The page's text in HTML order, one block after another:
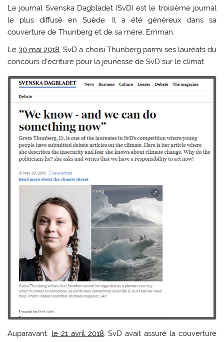
Le journal Svenska Dagbladet (SvD) est le troisième journal
le plus diffusé en Suède. Il a été généreux dans sa
couverture de Thunberg et de sa mère, Ernman.
Le 30 mai 2018, SvD a choisi Thunberg parmi ses lauréats du
concours d’écriture pour la jeunesse de SvD sur le climat.
Auparavant, le 21 avril 2018, SvD avait assuré la couverture